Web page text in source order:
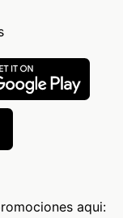
aqui: